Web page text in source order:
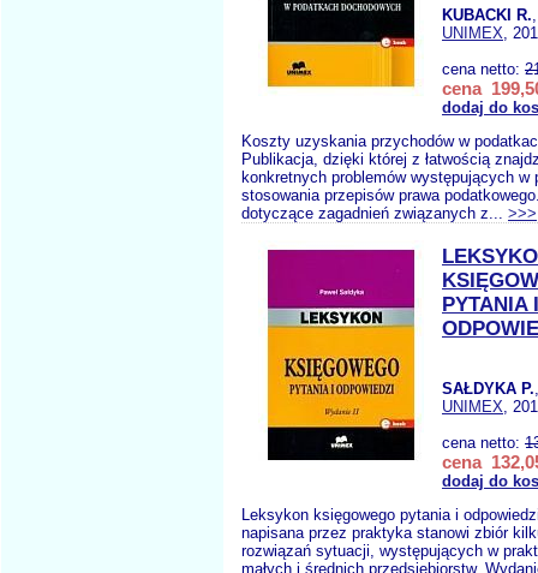
KUBACKI R.
UNIMEX,
cena netto:
cena
dodaj do
Koszty uzyskania przychodów w
Publikacja, dzięki której z łatwością
konkretnych problemów występujących w
stosowania przepisów prawa
dotyczące zagadnień związanych z... >>>
PYTANIA I
SAŁDYKA P.
UNIMEX,
cena netto:
cena
dodaj do
Leksykon księgowego pytania i
napisana przez praktyka stanowi zbiór
rozwiązań sytuacji, występujących w
małych i średnich przedsiębiorstw.